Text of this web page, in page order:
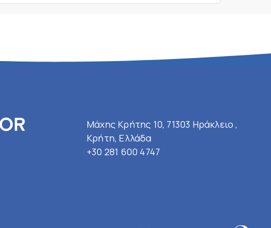
Μάχης Κρήτης 10, 71303 Ηράκλειο ,
Κρήτη, Ελλάδα
+30 281 600 4747